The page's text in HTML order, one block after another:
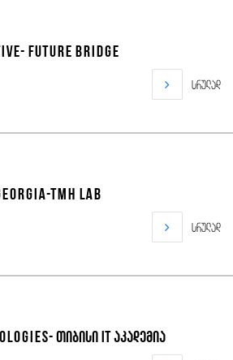
Future Bridge
სრულად
TMH Lab
სრულად
თიბისი IT აკადემია